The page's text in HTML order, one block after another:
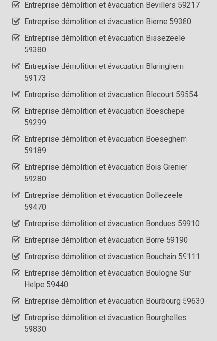
Entreprise démolition et évacuation Bevillers 59217
Entreprise démolition et évacuation Bierne 59380
Entreprise démolition et évacuation Bissezeele
59380
Entreprise démolition et évacuation Blaringhem
59173
Entreprise démolition et évacuation Blecourt 59554
Entreprise démolition et évacuation Boeschepe
59299
Entreprise démolition et évacuation Boeseghem
59189
Entreprise démolition et évacuation Bois Grenier
59280
Entreprise démolition et évacuation Bollezeele
59470
Entreprise démolition et évacuation Bondues 59910
Entreprise démolition et évacuation Borre 59190
Entreprise démolition et évacuation Bouchain 59111
Entreprise démolition et évacuation Boulogne Sur
Helpe 59440
Entreprise démolition et évacuation Bourbourg 59630
Entreprise démolition et évacuation Bourghelles
59830